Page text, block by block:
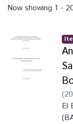
Now showing 1 -
(
El